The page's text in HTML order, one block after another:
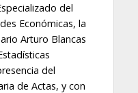
del
Económicas, la
Arturo Blancas
del
de Actas, y con